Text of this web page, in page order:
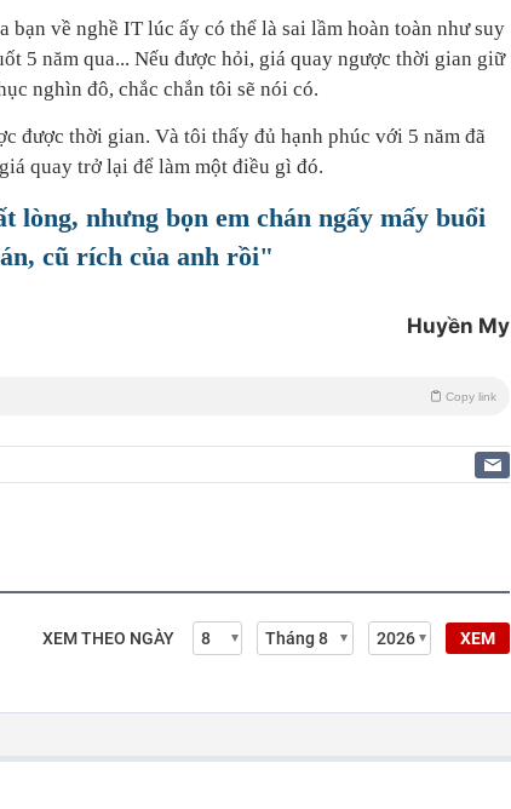
bạn về nghề IT lúc ấy có thể là sai lầm hoàn toàn như suy
5 năm qua... Nếu được hỏi, giá quay ngược thời gian giữ
nghìn đô, chắc chắn tôi sẽ nói có.
được thời gian. Và tôi thấy đủ hạnh phúc với 5 năm đã
quay trở lại để làm một điều gì đó.
lòng, nhưng bọn em chán ngấy mấy buổi
cũ rích của anh rồi"
Huyền My
Copy link
XEM THEO NGÀY XEM